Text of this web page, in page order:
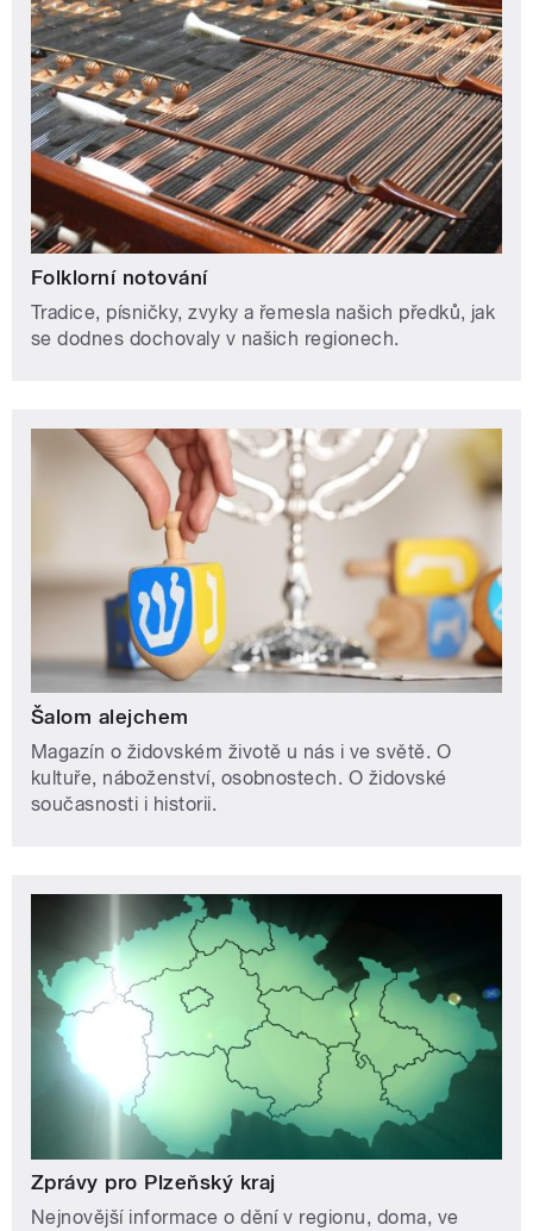
Folklorní notování
Tradice, písničky, zvyky a řemesla našich předků, jak
se dodnes dochovaly v našich regionech.
Šalom alejchem
Magazín o židovském životě u nás i ve světě. O
kultuře, náboženství, osobnostech. O židovské
současnosti i historii.
Zprávy pro Plzeňský kraj
Nejnovější informace o dění v regionu, doma, ve